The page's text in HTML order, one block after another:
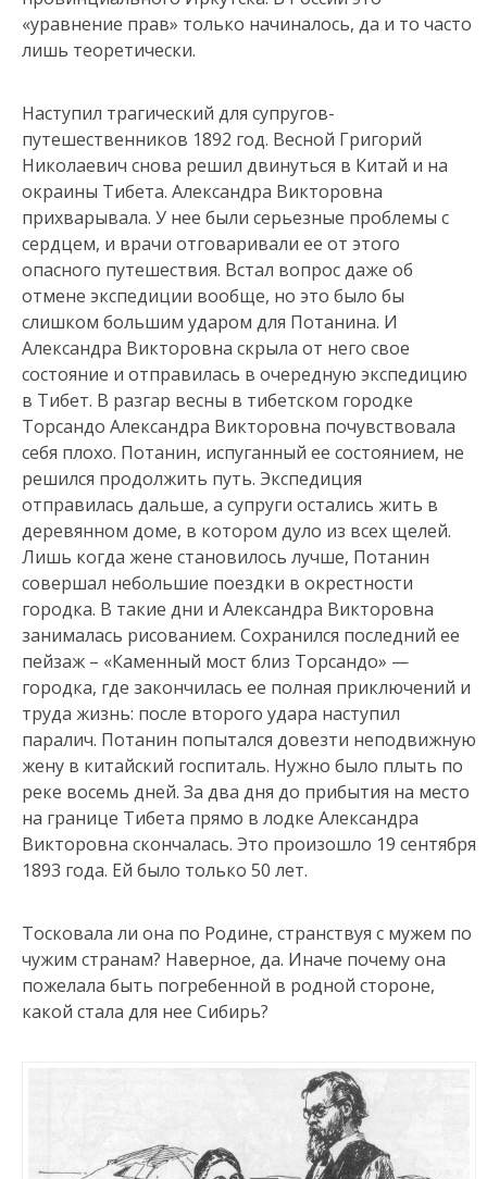
«уравнение прав» только начиналось, да и то часто
лишь теоретически.
Наступил трагический для супругов-
путешественников 1892 год. Весной Григорий
Николаевич снова решил двинуться в Китай и на
окраины Тибета. Александра Викторовна
прихварывала. У нее были серьезные проблемы с
сердцем, и врачи отговаривали ее от этого
опасного путешествия. Встал вопрос даже об
отмене экспедиции вообще, но это было бы
слишком большим ударом для Потанина. И
Александра Викторовна скрыла от него свое
состояние и отправилась в очередную экспедицию
в Тибет. В разгар весны в тибетском городке
Торсандо Александра Викторовна почувствовала
себя плохо. Потанин, испуганный ее состоянием, не
решился продолжить путь. Экспедиция
отправилась дальше, а супруги остались жить в
деревянном доме, в котором дуло из всех щелей.
Лишь когда жене становилось лучше, Потанин
совершал небольшие поездки в окрестности
городка. В такие дни и Александра Викторовна
занималась рисованием. Сохранился последний ее
пейзаж – «Каменный мост близ Торсандо» —
городка, где закончилась ее полная приключений и
труда жизнь: после второго удара наступил
паралич. Потанин попытался довезти неподвижную
жену в китайский госпиталь. Нужно было плыть по
реке восемь дней. За два дня до прибытия на место
на границе Тибета прямо в лодке Александра
Викторовна скончалась. Это произошло 19 сентября
1893 года. Ей было только 50 лет.
Тосковала ли она по Родине, странствуя с мужем по
чужим странам? Наверное, да. Иначе почему она
пожелала быть погребенной в родной стороне,
какой стала для нее Сибирь?